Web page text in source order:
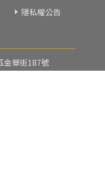
隱私權公告
金華街187號